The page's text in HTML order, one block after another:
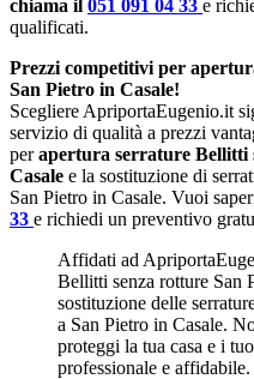
chiama il 051 091 04 33 e
qualificati.
Prezzi competitivi per
San Pietro in Casale!
Scegliere ApriportaEugenio.it
servizio di qualità a prezzi
perapertura serrature Bellitti
Casale e la sostituzione di
San Pietro in Casale. Vuoi
33 e richiedi un preventivo
Affidati ad
Bellitti senza rotture San
sostituzione delle
a San Pietro in Casale.
proteggi la tua casa e i
professionale e